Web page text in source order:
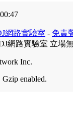
網路實驗室 - 免責
網路實驗室 立場
Inc.
Gzip enabled.